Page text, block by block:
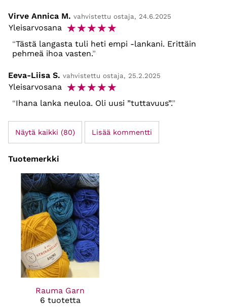
Virve Annica M. vahvistettu ostaja, 24.6.2025
Yleisarvosana ☆☆☆☆☆
Tästä langasta tuli heti empi -lankani. Erittäin
pehmeä ihoa vasten.
Eeva-Liisa S. vahvistettu ostaja, 25.2.2025
Yleisarvosana ☆☆☆☆☆
Ihana lanka neuloa. Oli uusi ”tuttavuus”.
Näytä kaikki (80) Lisää kommentti
Tuotemerkki
Rauma Garn
6 tuotetta